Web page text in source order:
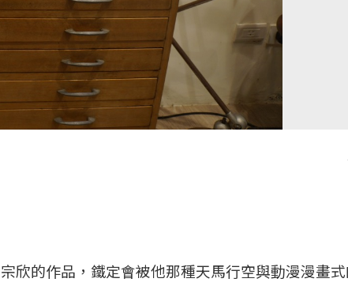
欣的作品，鐵定會被他那種天馬行空與動漫漫畫